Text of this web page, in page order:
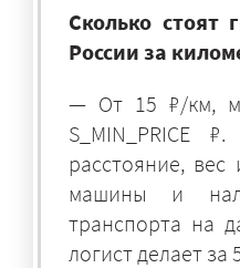
Сколько стоят
России за
— От 15 ₽/км,
S_MIN_PRICE
расстояние,
машины и
транспорта на
логист делает за